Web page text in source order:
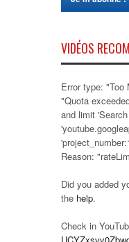
VIDÉOS
Error type: "Too
"Quota
and limit
Reason:
Did you added
the help.
Check in